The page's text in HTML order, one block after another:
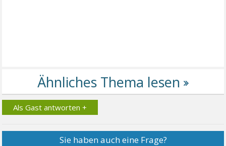
Als Gast antworten +
Sie haben auch eine Frage?